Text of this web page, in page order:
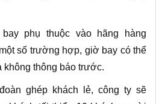
phụ thuộc vào hãng hàng
số trường hợp, giờ bay có thể
không thông báo trước.
ghép khách lẻ, công ty sẽ